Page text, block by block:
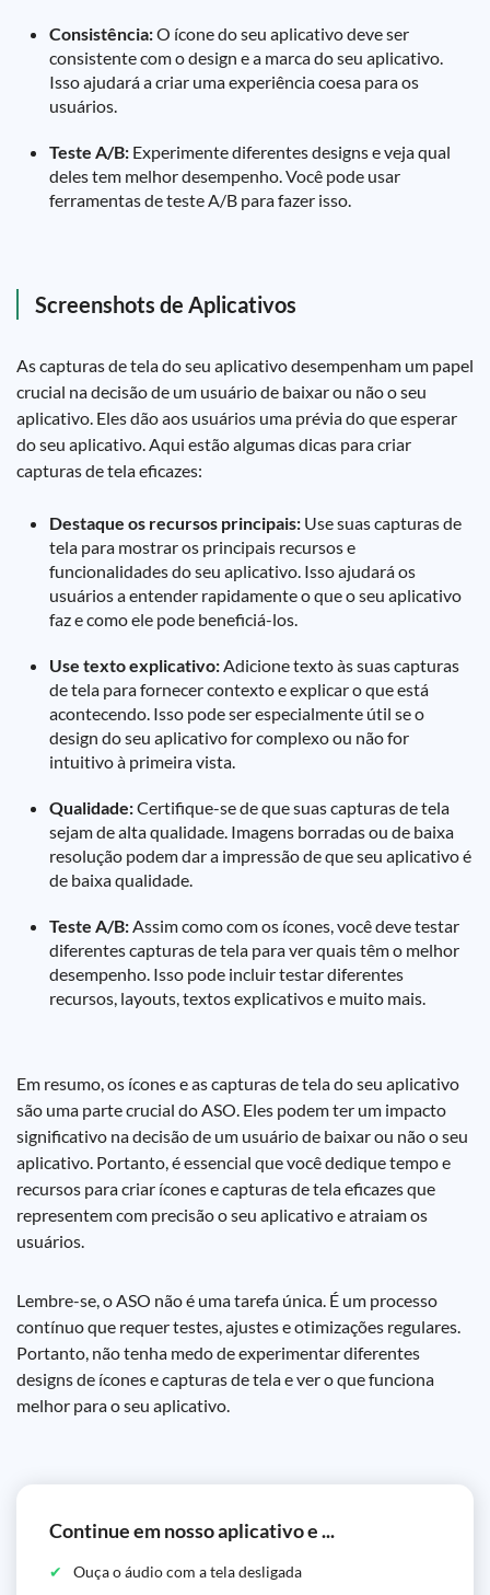
Consistência:O ícone do seu aplicativo deve ser
consistente com o design e a marca do seu aplicativo.
Isso ajudará a criar uma experiência coesa para os
usuários.
Teste A/B: Experimente diferentes designs e veja qual
deles tem melhor desempenho. Você pode usar
ferramentas de teste A/B para fazer isso.
Screenshots de Aplicativos
As capturas de tela do seu aplicativo desempenham um papel
crucial na decisão de um usuário de baixar ou não o seu
aplicativo. Eles dão aos usuários uma prévia do que esperar
do seu aplicativo. Aqui estão algumas dicas para criar
capturas de tela eficazes:
Destaque os recursos principais: Use suas capturas de
tela para mostrar os principais recursos e
funcionalidades do seu aplicativo. Isso ajudará os
usuários a entender rapidamente o que o seu aplicativo
faz e como ele pode beneficiá-los.
Use texto explicativo:Adicione texto às suas capturas
de tela para fornecer contexto e explicar o que está
acontecendo. Isso pode ser especialmente útil se o
design do seu aplicativo for complexo ou não for
intuitivo à primeira vista.
Qualidade:Certifique-se de que suas capturas de tela
sejam de alta qualidade. Imagens borradas ou de baixa
resolução podem dar a impressão de que seu aplicativo é
de baixa qualidade.
Teste A/B:Assim como com os ícones, você deve testar
diferentes capturas de tela para ver quais têm o melhor
desempenho. Isso pode incluir testar diferentes
recursos, layouts, textos explicativos e muito mais.
Em resumo, os ícones e as capturas de tela do seu aplicativo
são uma parte crucial do ASO. Eles podem ter um impacto
significativo na decisão de um usuário de baixar ou não o seu
aplicativo. Portanto, é essencial que você dedique tempo e
recursos para criar ícones e capturas de tela eficazes que
representem com precisão o seu aplicativo e atraiam os
usuários.
Lembre-se, o ASO não é uma tarefa única. É um processo
contínuo que requer testes, ajustes e otimizações regulares.
Portanto, não tenha medo de experimentar diferentes
designs de ícones e capturas de tela e ver o que funciona
melhor para o seu aplicativo.
Continue em nosso aplicativo e ...
Ouça o áudio com a tela desligada